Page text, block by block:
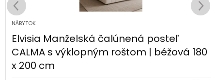
NÁBYTOK
Elvisia Manželská čalúnená posteľ
CALMA s výklopným roštom | béžová 180
x 200 cm